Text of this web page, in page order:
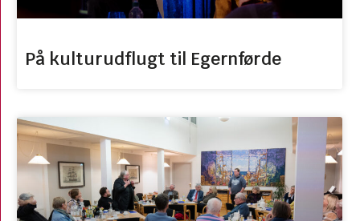
På kulturudflugt til Egernførde